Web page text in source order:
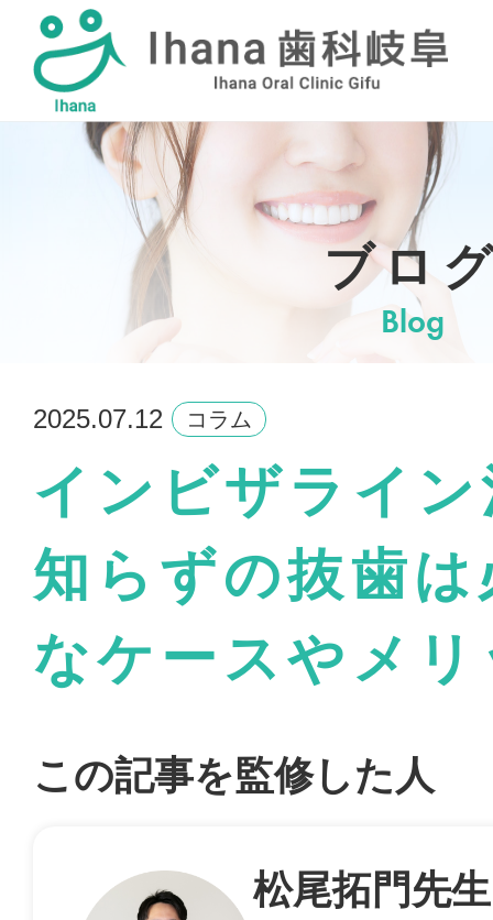
採用情報
ブロ
Blog
2025.07.12 コラム
インビザライ
知らずの抜歯
なケースやメ
この記事を監修した人
松尾拓門先生